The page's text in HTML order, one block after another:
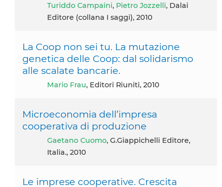
Turiddo Campaini, Pietro Jozzelli, Dalai
Editore (collana I saggi), 2010
La Coop non sei tu. La mutazione
genetica delle Coop: dal solidarismo
alle scalate bancarie.
Mario Frau, Editori Riuniti, 2010
Microeconomia dell’impresa
cooperativa di produzione
Gaetano Cuomo, G.Giappichelli Editore,
Italia., 2010
Le imprese cooperative. Crescita